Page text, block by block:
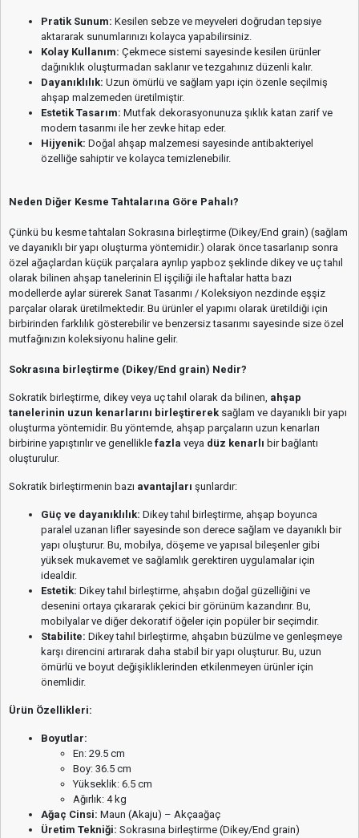
Pratik Sunum: Kesilen sebze ve meyveleri doğrudan tepsiye
aktararak sunumlarınızı kolayca yapabilirsiniz.
Kolay Kullanım: Çekmece sistemi sayesinde kesilen ürünler
dağınıklık oluşturmadan saklanır ve tezgahınız düzenli kalır.
Dayanıklılık: Uzun ömürlü ve sağlam yapı için özenle seçilmiş
ahşap malzemeden üretilmiştir.
Estetik Tasarım: Mutfak dekorasyonunuza şıklık katan zarif ve
modern tasarımı ile her zevke hitap eder.
Hijyenik: Doğal ahşap malzemesi sayesinde antibakteriyel
özelliğe sahiptir ve kolayca temizlenebilir.
Neden Diğer Kesme Tahtalarına Göre Pahalı?
Çünkü bu kesme tahtaları Sokrasına birleştirme (Dikey/End grain) (sağlam
ve dayanıklı bir yapı oluşturma yöntemidir.) olarak önce tasarlanıp sonra
özel ağaçlardan küçük parçalara ayrılıp yapboz şeklinde dikey ve uç tahıl
olarak bilinen ahşap tanelerinin El işçiliği ile haftalar hatta bazı
modellerde aylar sürerek Sanat Tasarımı / Koleksiyon nezdinde eşşiz
parçalar olarak üretilmektedir. Bu ürünler el yapımı olarak üretildiği için
birbirinden farklılık gösterebilir ve benzersiz tasarımı sayesinde size özel
mutfağınızın koleksiyonu haline gelir.
Sokrasına birleştirme (Dikey/End grain) Nedir?
Sokratik birleştirme, dikey veya uç tahıl olarak da bilinen, ahşap
tanelerinin uzun kenarlarını birleştirerek sağlam ve dayanıklı bir yapı
oluşturma yöntemidir. Bu yöntemde, ahşap parçaların uzun kenarları
birbirine yapıştırılır ve genellikle fazla veya düz kenarlı bir bağlantı
oluşturulur.
Sokratik birleştirmenin bazı avantajları şunlardır:
Güç ve dayanıklılık: Dikey tahıl birleştirme, ahşap boyunca
paralel uzanan lifler sayesinde son derece sağlam ve dayanıklı bir
yapı oluşturur. Bu, mobilya, döşeme ve yapısal bileşenler gibi
yüksek mukavemet ve sağlamlık gerektiren uygulamalar için
idealdir.
Estetik: Dikey tahıl birleştirme, ahşabın doğal güzelliğini ve
desenini ortaya çıkararak çekici bir görünüm kazandırır. Bu,
mobilyalar ve diğer dekoratif öğeler için popüler bir seçimdir.
Stabilite: Dikey tahıl birleştirme, ahşabın büzülme ve genleşmeye
karşı direncini artırarak daha stabil bir yapı oluşturur. Bu, uzun
ömürlü ve boyut değişikliklerinden etkilenmeyen ürünler için
önemlidir.
Ürün Özellikleri:
Boyutlar:
En: 29.5 cm
Boy: 36.5 cm
Yükseklik: 6.5 cm
Ağırlık: 4 kg
Ağaç Cinsi: Maun (Akaju) – Akçaağaç
Üretim Tekniği: Sokrasına birleştirme (Dikey/End grain)